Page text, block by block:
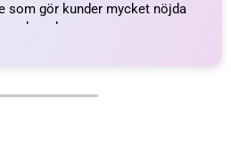
som gör kunder mycket nöjda
dem.